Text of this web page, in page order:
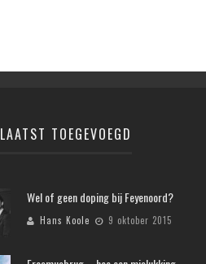
LAATST TOEGEVOEGD
Wel of geen doping bij Feyenoord?
Hans Koole 9 oktober 2015